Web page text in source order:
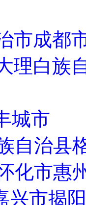
市成都
理白族
城市
自治县
化市惠
兴市揭